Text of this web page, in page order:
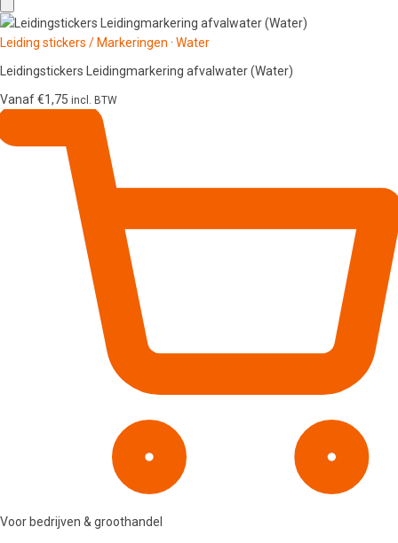
Leiding stickers / Markeringen · Water
Leidingstickers Leidingmarkering afvalwater (Water)
Vanaf€1,75 incl. BTW
Voor bedrijven & groothandel